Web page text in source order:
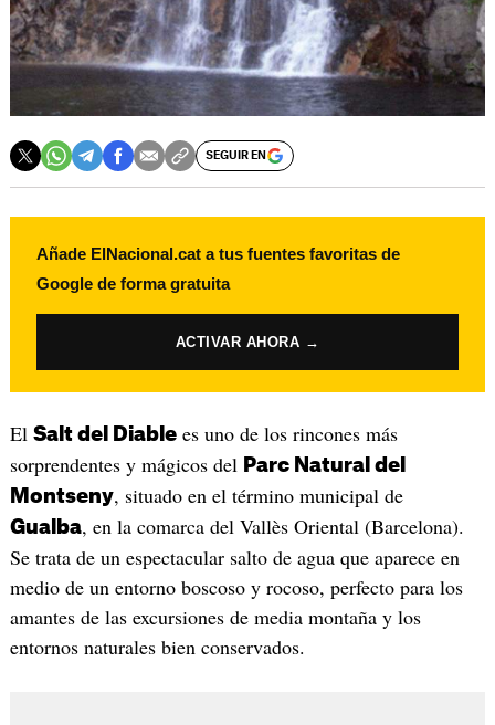
SEGUIR EN
Añade ElNacional.cat a tus fuentes favoritas de
Google de forma gratuita
ACTIVAR AHORA →
El Salt del Diablees uno de los rincones más
sorprendentes y mágicos del Parc Natural del
Montseny, situado en el término municipal de
Gualba, en la comarca del Vallès Oriental (Barcelona).
Se trata de un espectacular salto de agua que aparece en
medio de un entorno boscoso y rocoso, perfecto para los
amantes de las excursiones de media montaña y los
entornos naturales bien conservados.